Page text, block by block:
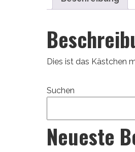
Dies ist das Kästchen
Suchen
Neueste